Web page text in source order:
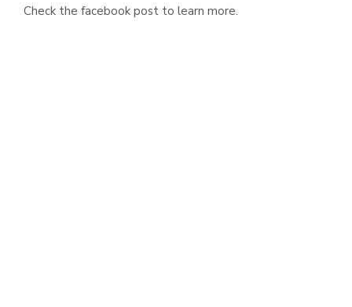
Check the facebook post to learn more.